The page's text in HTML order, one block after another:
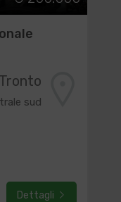
sud
Dettagli